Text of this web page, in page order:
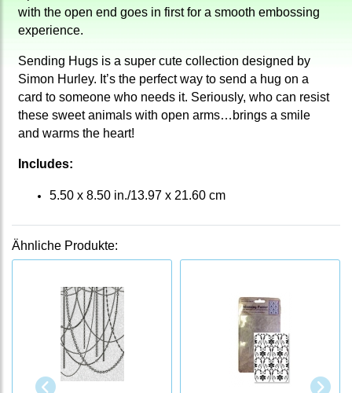
with the open end goes in first for a smooth embossing
experience.
Sending Hugs is a super cute collection designed by
Simon Hurley. It’s the perfect way to send a hug on a
card to someone who needs it. Seriously, who can resist
these sweet animals with open arms…brings a smile
and warms the heart!
Includes:
5.50 x 8.50 in./13.97 x 21.60 cm
Ähnliche Produkte: